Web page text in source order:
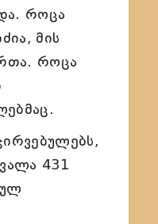
როცა
მის
როცა
431